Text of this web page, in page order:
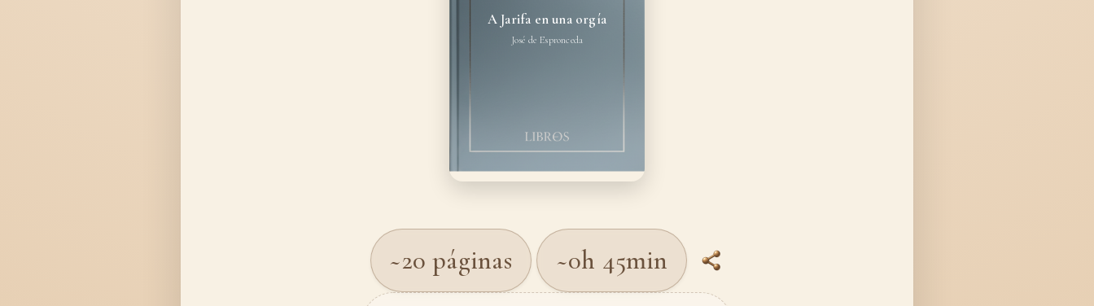
A Jarifa en una orgía
José de Espronceda
~20 páginas
~0h 45min